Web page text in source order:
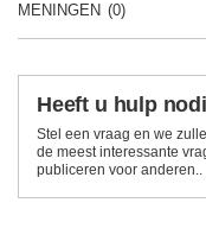
MENINGEN (0)
Heeft u hulp
Stel een vraag en we
de meest interessante
publiceren voor anderen..